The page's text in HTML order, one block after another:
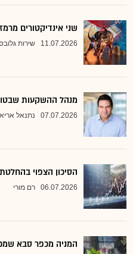
שני אינדיקטורים
11.07.2026 שירות
מנהל ההשקעות
07.07.2026 נתנאל
הסיכון הצפוי
06.07.2026 רם מורי
המניה מכפר סבא